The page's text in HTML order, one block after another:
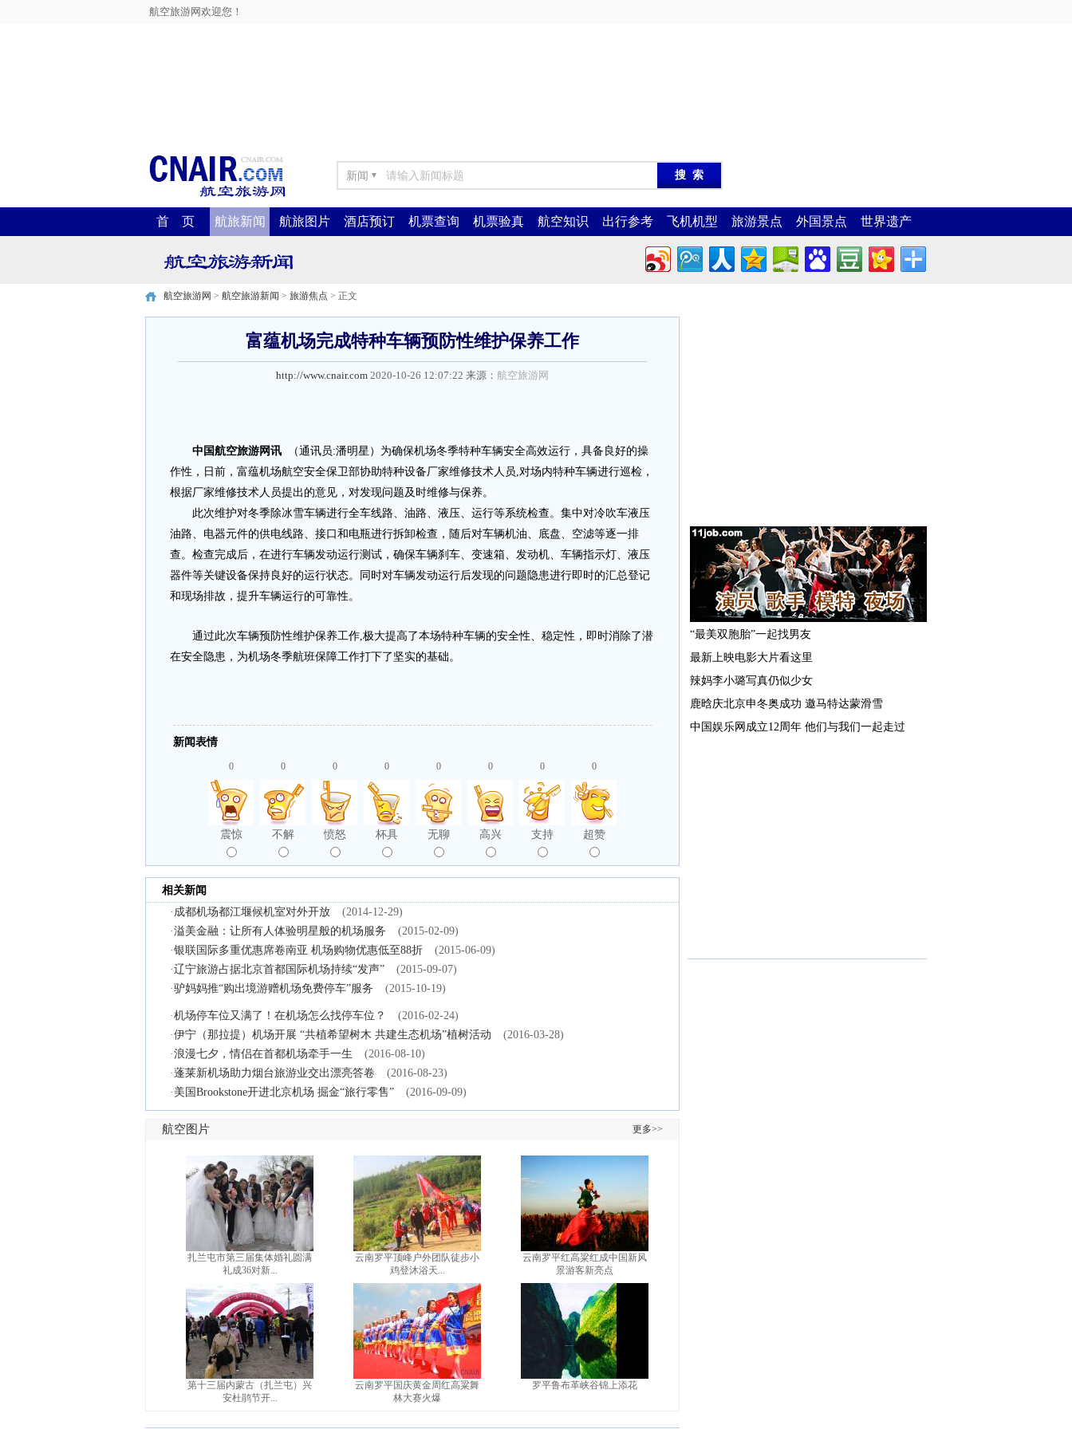
航空旅游网欢迎您！
新闻 ▼
首 页 航旅新闻 航旅图片 酒店预订 机票查询 机票验真 航空知识 出行参考 飞机机型 旅游景点 外国景点 世界遗产
航空旅游网 > 航空旅游新闻 > 旅游焦点 > 正文
富蕴机场完成特种车辆预防性维护保养工作
http://www.cnair.com 2020-10-26 12:07:22 来源： 航空旅游网
中国航空旅游网讯 （通讯员:潘明星）为确保机场冬季特种车辆安全高效运行，具备良好的操
作性，日前，富蕴机场航空安全保卫部协助特种设备厂家维修技术人员,对场内特种车辆进行巡检，
根据厂家维修技术人员提出的意见，对发现问题及时维修与保养。
此次维护对冬季除冰雪车辆进行全车线路、油路、液压、运行等系统检查。集中对冷吹车液压
油路、电器元件的供电线路、接口和电瓶进行拆卸检查，随后对车辆机油、底盘、空滤等逐一排
查。检查完成后，在进行车辆发动运行测试，确保车辆刹车、变速箱、发动机、车辆指示灯、液压
器件等关键设备保持良好的运行状态。同时对车辆发动运行后发现的问题隐患进行即时的汇总登记
和现场排故，提升车辆运行的可靠性。
通过此次车辆预防性维护保养工作,极大提高了本场特种车辆的安全性、稳定性，即时消除了潜
在安全隐患，为机场冬季航班保障工作打下了坚实的基础。
新闻表情
0
震惊
0
不解
0
愤怒
0
杯具
0
无聊
0
高兴
0
支持
0
超赞
相关新闻
· 成都机场都江堰候机室对外开放
(2014-12-29)
·溢美金融：让所有人体验明星般的机场服务
(2015-02-09)
·银联国际多重优惠席卷南亚 机场购物优惠低至88折
(2015-06-09)
·辽宁旅游占据北京首都国际机场持续“发声”
(2015-09-07)
·驴妈妈推“购出境游赠机场免费停车”服务 (2015-10-19)
·机场停车位又满了！在机场怎么找停车位？
(2016-02-24)
·伊宁（那拉提）机场开展 “共植希望树木 共建生态机场”植树活动
(2016-03-28)
·浪漫七夕，情侣在首都机场牵手一生
(2016-08-10)
·蓬莱新机场助力烟台旅游业交出漂亮答卷
(2016-08-23)
· 美国Brookstone开进北京机场 掘金“旅行零售” (2016-09-09)
航空图片 更多>>
扎兰屯市第三届集体婚礼圆满
礼成36对新...
第十三届内蒙古（扎兰屯）兴
安杜鹃节开...
云南罗平顶峰户外团队徒步小
鸡登沐浴天...
云南罗平国庆黄金周红高粱舞
林大赛火爆
云南罗平红高粱红成中国新风
景游客新亮点
罗平鲁布革峡谷锦上添花